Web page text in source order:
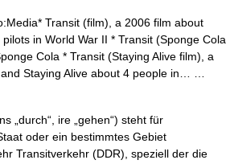
Transit (film), a 2006 film about
in World War II * Transit (Sponge Cola
Cola * Transit (Staying Alive film), a
Staying Alive about 4 people in… …
„durch“, ire „gehen“) steht für
oder ein bestimmtes Gebiet
Transitverkehr (DDR), speziell der die